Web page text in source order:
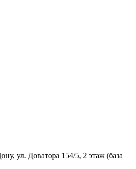
ул. Доватора 154/5, 2 этаж (база